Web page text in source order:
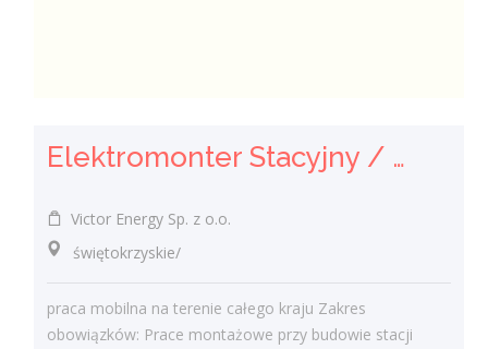
Elektromonter Stacyjny / Elektromonterka Stacyjna (K/M)
Victor Energy Sp. z o.o.
świętokrzyskie/
praca mobilna na terenie całego kraju Zakres
obowiązków: Prace montażowe przy budowie stacji